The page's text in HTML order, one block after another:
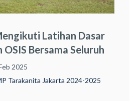
Latihan Dasar
Bersama Seluruh
Wilayah Jakarta
2025
Tarakanita Jakarta 2024-2025